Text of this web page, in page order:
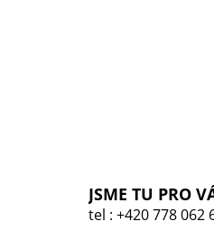
JSME TU PRO
tel : +420 778 062